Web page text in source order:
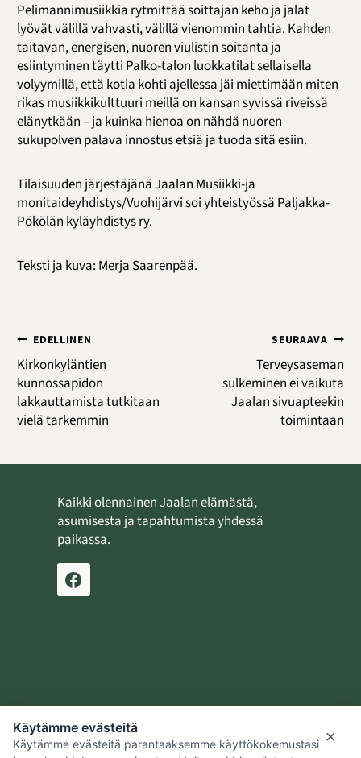
Pelimannimusiikkia rytmittää soittajan keho ja jalat
lyövät välillä vahvasti, välillä vienommin tahtia. Kahden
taitavan, energisen, nuoren viulistin soitanta ja
esiintyminen täytti Palko-talon luokkatilat sellaisella
volyymillä, että kotia kohti ajellessa jäi miettimään miten
rikas musiikkikulttuuri meillä on kansan syvissä riveissä
elänytkään – ja kuinka hienoa on nähdä nuoren
sukupolven palava innostus etsiä ja tuoda sitä esiin.
Tilaisuuden järjestäjänä Jaalan Musiikki-ja
monitaideyhdistys/Vuohijärvi soi yhteistyössä Paljakka-
Pökölän kyläyhdistys ry.
Teksti ja kuva: Merja Saarenpää.
Artikkelien
selaus
EDELLINEN
Kirkonkyläntien
kunnossapidon
lakkauttamista tutkitaan
vielä tarkemmin
SEURAAVA
Terveysaseman
sulkeminen ei vaikuta
Jaalan sivuapteekin
toimintaan
Kaikki olennainen Jaalan elämästä,
asumisesta ja tapahtumista yhdessä
paikassa.
Jaalan kotiseutusäätiö
×
Käytämme evästeitä
Käytämme evästeitä parantaaksemme käyttökokemustasi